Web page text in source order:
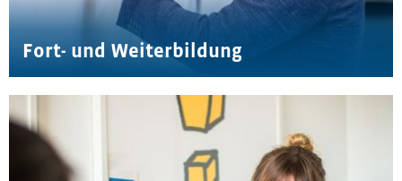
Fort- und Weiterbildung